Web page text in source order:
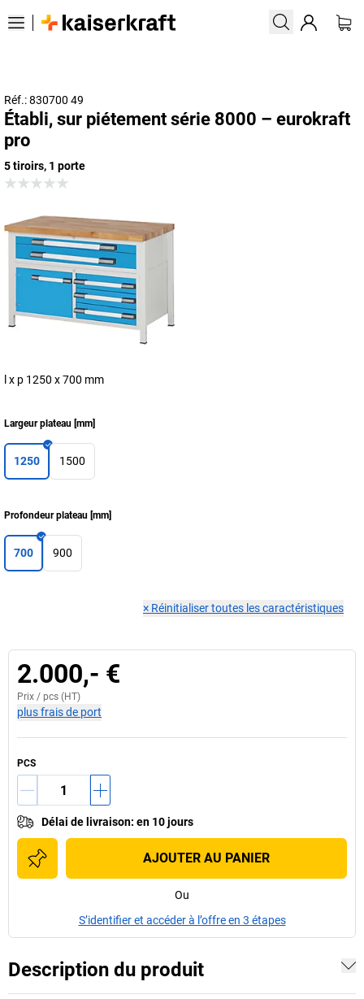
Réf.: 830700 49
Établi, sur piétement série 8000 – eurokraft
pro
5 tiroirs, 1 porte
l x p 1250 x 700 mm
Largeur plateau [mm]
1250 1500
Profondeur plateau [mm]
700 900
× Réinitialiser toutes les caractéristiques
2.000,- €
Prix / pcs (HT)
plus frais de port
PCS
Délai de livraison: en 10 jours
AJOUTER AU PANIER
Ou
S’identifier et accéder à l’offre en 3 étapes
Description du produit